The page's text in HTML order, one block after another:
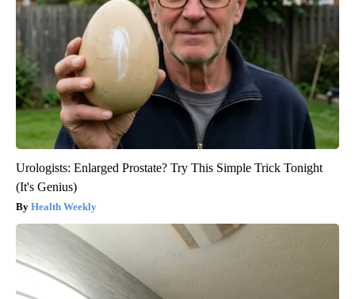
Urologists: Enlarged Prostate? Try This Simple Trick Tonight
(It's Genius)
Health Weekly